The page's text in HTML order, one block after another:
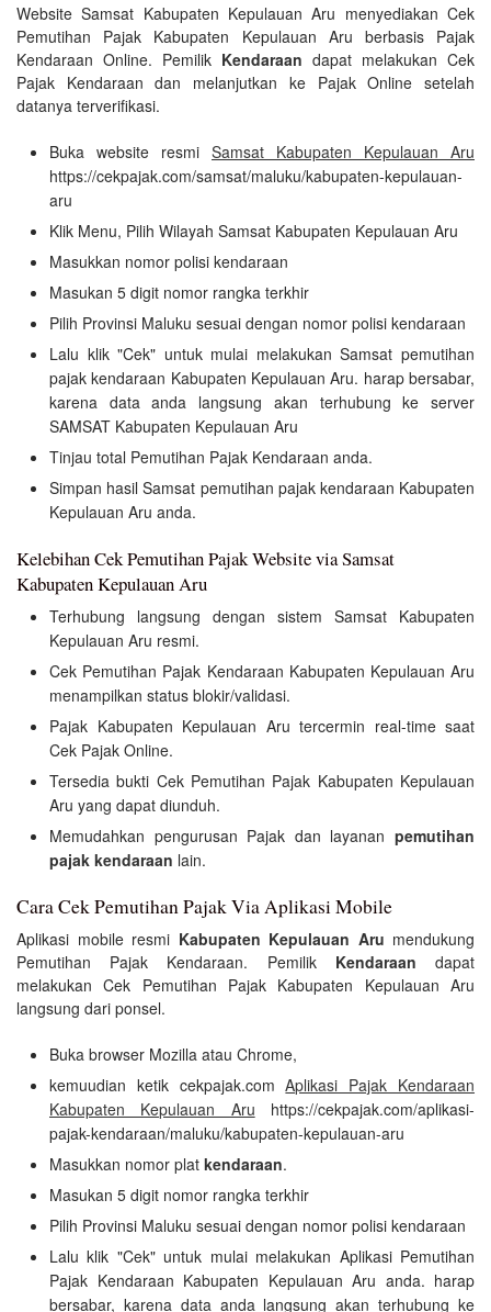
Website Samsat Kabupaten Kepulauan Aru menyediakan Cek
Pemutihan Pajak Kabupaten Kepulauan Aru berbasis Pajak
Kendaraan Online. Pemilik Kendaraan dapat melakukan Cek
Pajak Kendaraan dan melanjutkan ke Pajak Online setelah
datanya terverifikasi.
Buka website resmi Samsat Kabupaten Kepulauan Aru
https://cekpajak.com/samsat/maluku/kabupaten-kepulauan-
aru
Klik Menu, Pilih Wilayah Samsat Kabupaten Kepulauan Aru
Masukkan nomor polisi kendaraan
Masukan 5 digit nomor rangka terkhir
Pilih Provinsi Maluku sesuai dengan nomor polisi kendaraan
Lalu klik "Cek" untuk mulai melakukan Samsat pemutihan
pajak kendaraan Kabupaten Kepulauan Aru. harap bersabar,
karena data anda langsung akan terhubung ke server
SAMSAT Kabupaten Kepulauan Aru
Tinjau total Pemutihan Pajak Kendaraan anda.
Simpan hasil Samsat pemutihan pajak kendaraan Kabupaten
Kepulauan Aru anda.
Kelebihan Cek Pemutihan Pajak Website via Samsat
Kabupaten Kepulauan Aru
Terhubung langsung dengan sistem Samsat Kabupaten
Kepulauan Aru resmi.
Cek Pemutihan Pajak Kendaraan Kabupaten Kepulauan Aru
menampilkan status blokir/validasi.
Pajak Kabupaten Kepulauan Aru tercermin real-time saat
Cek Pajak Online.
Tersedia bukti Cek Pemutihan Pajak Kabupaten Kepulauan
Aru yang dapat diunduh.
Memudahkan pengurusan Pajak dan layanan pemutihan
pajak kendaraan lain.
Cara Cek Pemutihan Pajak Via Aplikasi Mobile
Aplikasi mobile resmi Kabupaten Kepulauan Aru mendukung
Pemutihan Pajak Kendaraan. Pemilik Kendaraan dapat
melakukan Cek Pemutihan Pajak Kabupaten Kepulauan Aru
langsung dari ponsel.
Buka browser Mozilla atau Chrome,
kemuudian ketik cekpajak.comAplikasi Pajak Kendaraan
Kabupaten Kepulauan Aru https://cekpajak.com/aplikasi-
pajak-kendaraan/maluku/kabupaten-kepulauan-aru
Masukkan nomor plat kendaraan.
Masukan 5 digit nomor rangka terkhir
Pilih Provinsi Maluku sesuai dengan nomor polisi kendaraan
Lalu klik "Cek" untuk mulai melakukan Aplikasi Pemutihan
Pajak Kendaraan Kabupaten Kepulauan Aru anda. harap
bersabar, karena data anda langsung akan terhubung ke